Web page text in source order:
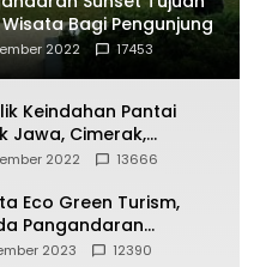
Bagi Pengunjung
2022 17453
Keindahan Pantai
Jawa, Cimerak,
2022 13666
Eco Green Turism,
Pangandaran
PLN
2023 12390